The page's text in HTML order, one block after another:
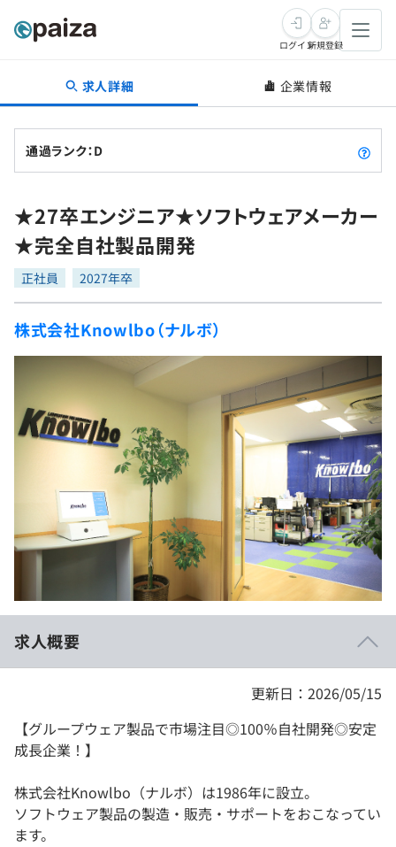
転職・キャリア
転職成功ガイド
転職エージェント
インタビュー
転職成功ガイド
新卒就活
求人検索
本選考
インターン
イベント・セミナー
就活成功ガイド
学習
問題集
リファレンス
個人向けプラン
契約内容・クーポン
プログラミング言語
再チャレンジ結果一覧
ゲーム・マンガ
paiza times
ログイン新規登録
求人詳細 企業情報
通過ランク：D
★27卒エンジニア★ソフトウェアメーカー
★完全自社製品開発
正社員 2027年卒
株式会社Knowlbo（ナルボ）
求人概要
更新日：2026/05/15
【グループウェア製品で市場注目◎100％自社開発◎安定
成長企業！】
株式会社Knowlbo（ナルボ）は1986年に設立。
ソフトウェア製品の製造・販売・サポートをおこなってい
ます。